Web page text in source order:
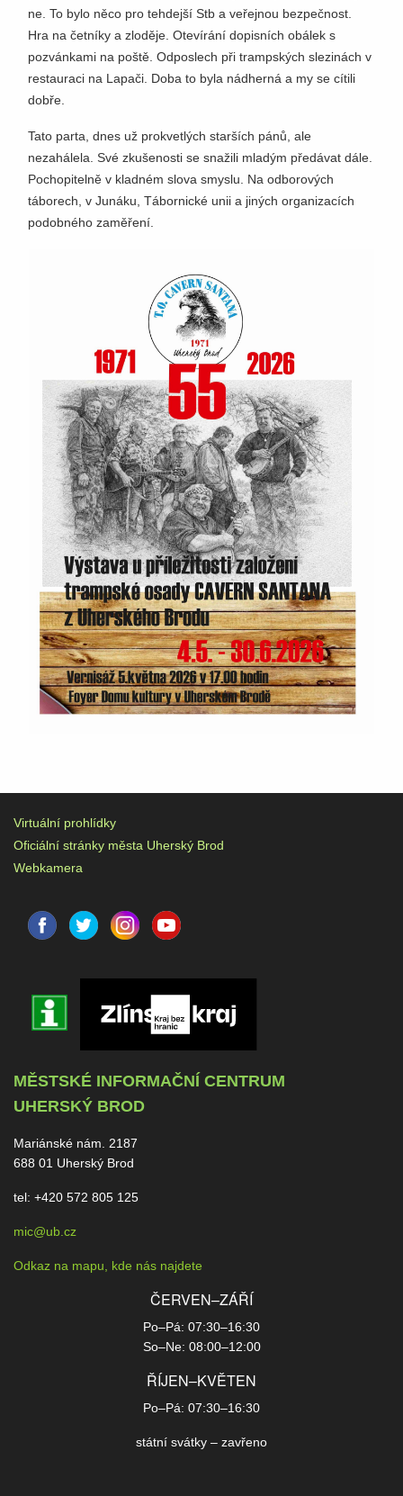
ne. To bylo něco pro tehdejší Stb a veřejnou bezpečnost.
Hra na četníky a zloděje. Otevírání dopisních obálek s
pozvánkami na poště. Odposlech při trampských slezinách v
restauraci na Lapači. Doba to byla nádherná a my se cítili
dobře.
Tato parta, dnes už prokvetlých starších pánů, ale
nezahálela. Své zkušenosti se snažili mladým předávat dále.
Pochopitelně v kladném slova smyslu. Na odborových
táborech, v Junáku, Tábornické unii a jiných organizacích
podobného zaměření.
Virtuální prohlídky
Oficiální stránky města Uherský Brod
Webkamera
MĚSTSKÉ INFORMAČNÍ CENTRUM
UHERSKÝ BROD
Mariánské nám. 2187
688 01 Uherský Brod
tel: +420 572 805 125
mic@ub.cz
Odkaz na mapu, kde nás najdete
ČERVEN–ZÁŘÍ
Po–Pá: 07:30–16:30
So–Ne: 08:00–12:00
ŘÍJEN–KVĚTEN
Po–Pá: 07:30–16:30
státní svátky – zavřeno